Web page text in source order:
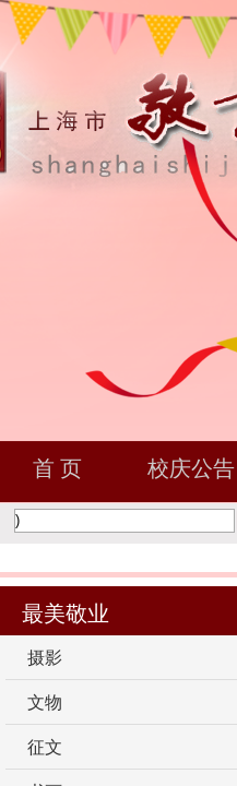
首 页 校庆公告
最美敬业
摄影
文物
征文